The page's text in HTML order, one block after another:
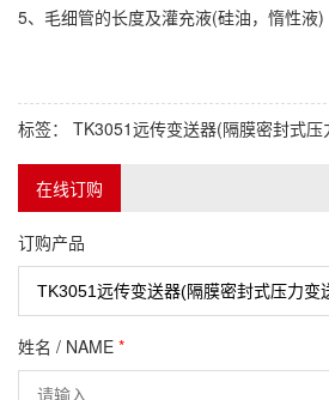
5、毛细管的长度及灌充液(硅油，惰性液)
标签： TK3051远传变送器(隔膜密封式压
在线订购
订购产品
姓名 / NAME *